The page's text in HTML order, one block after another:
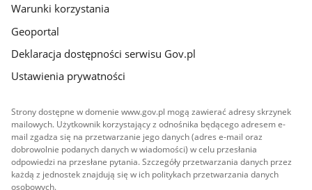
Warunki korzystania
Geoportal
Deklaracja dostępności serwisu Gov.pl
Ustawienia prywatności
Strony dostępne w domenie www.gov.pl mogą zawierać adresy skrzynek
mailowych. Użytkownik korzystający z odnośnika będącego adresem e-
mail zgadza się na przetwarzanie jego danych (adres e-mail oraz
dobrowolnie podanych danych w wiadomości) w celu przesłania
odpowiedzi na przesłane pytania. Szczegóły przetwarzania danych przez
każdą z jednostek znajdują się w ich politykach przetwarzania danych
osobowych.